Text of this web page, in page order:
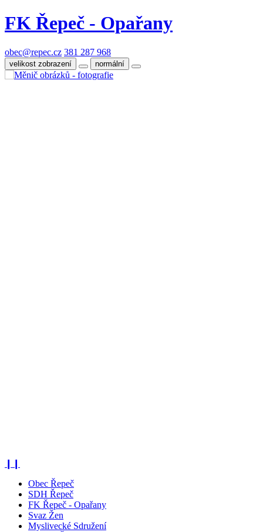
FK Řepeč - Opařany
obec@repec.cz 381 287 968
velikost zobrazení normální
Obec Řepeč
SDH Řepeč
FK Řepeč - Opařany
Svaz Žen
Myslivecké Sdružení